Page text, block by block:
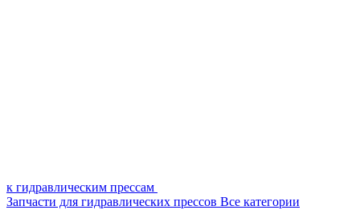
к гидравлическим прессам
Запчасти для гидравлических прессов Все категории